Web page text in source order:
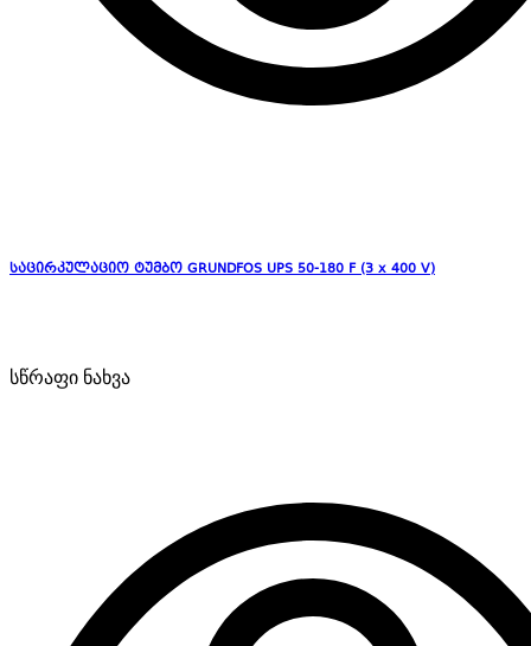
საცირკულაციო ტუმბო GRUNDFOS UPS 50-180 F (3 x 400 V)
სწრაფი ნახვა